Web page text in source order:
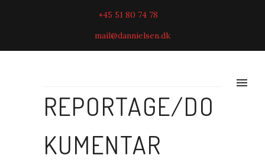
+45 51 80 74 78
mail@dannielsen.dk
REPORTAGE/DO
KUMENTAR